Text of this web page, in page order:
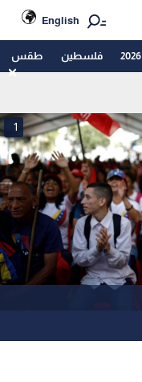
English
فلسطين طقس
1